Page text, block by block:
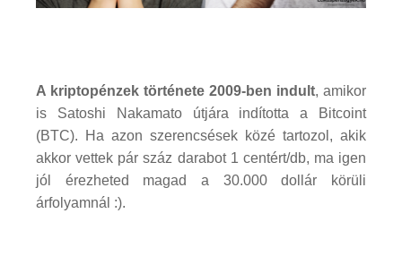
A kriptopénzek története 2009-ben indult, amikor
is Satoshi Nakamato útjára indította a Bitcoint
(BTC). Ha azon szerencsések közé tartozol, akik
akkor vettek pár száz darabot 1 centért/db, ma igen
jól érezheted magad a 30.000 dollár körüli
árfolyamnál :).